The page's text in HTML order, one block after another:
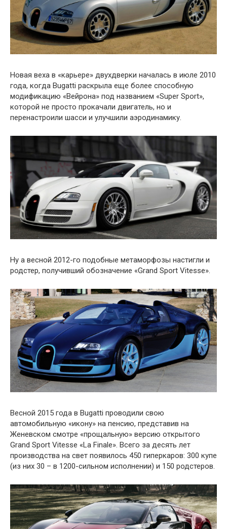
Новая веха в «карьере» двухдверки началась в июле 2010
года, когда Bugatti раскрыла еще более способную
модификацию «Вейрона» под названием «Super Sport»,
которой не просто прокачали двигатель, но и
перенастроили шасси и улучшили аэродинамику.
Ну а весной 2012-го подобные метаморфозы настигли и
родстер, получивший обозначение «Grand Sport Vitesse».
Весной 2015 года в Bugatti проводили свою
автомобильную «икону» на пенсию, представив на
Женевском смотре «прощальную» версию открытого
Grand Sport Vitesse «La Finale». Всего за десять лет
производства на свет появилось 450 гиперкаров: 300 купе
(из них 30 – в 1200-сильном исполнении) и 150 родстеров.